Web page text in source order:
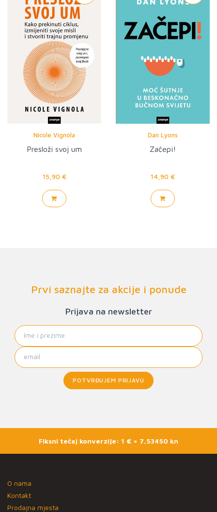
Nicole Vignola
Presloži svoj um
15,90 €
Dan Lyons
Začepi!
14,90 €
Prvi saznajte za akcije i ponude
Prijava na newsletter
POTVRĐUJEM PRIJAVU
Fiksni tečaj konverzije: 1 € = 7,53450 kn
O nama
Kontakt
Prodajna mjesta